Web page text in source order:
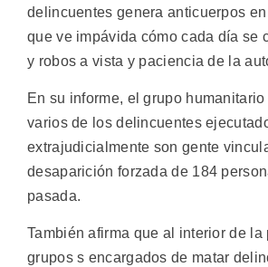
delincuentes genera anticuerpos
que ve impávida cómo cada día se
y robos a vista y paciencia de la
En su informe, el grupo
varios de los delincuentes
extrajudicialmente son gente
desaparición forzada de 184
pasada.
También afirma que al interior de la
grupos s encargados de matar